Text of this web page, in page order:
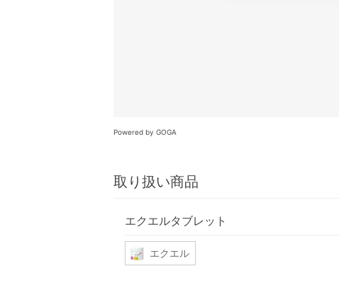
Powered by GOGA
取り扱い商品
エクエルタブレット
エクエル